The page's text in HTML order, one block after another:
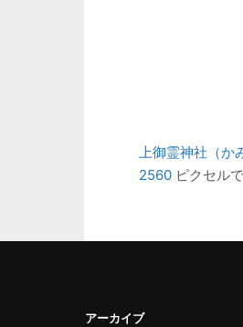
上御霊神社（か
2560 ピクセル
アーカイブ